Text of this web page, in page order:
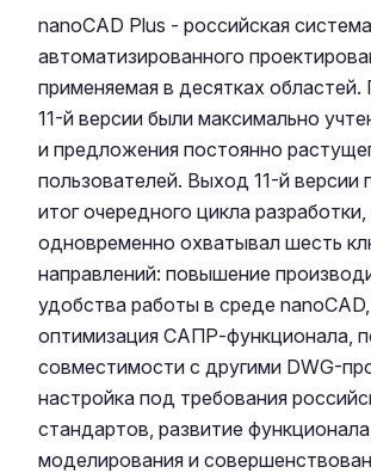
nanoCAD Plus - российская система
автоматизированного
применяемая в десятках
11-й версии были максимально
и предложения постоянно
пользователей. Выход 11-й версии
итог очередного цикла
одновременно охватывал шесть
направлений: повышение
удобства работы в среде
оптимизация САПР-функционала,
совместимости с другими DWG-
настройка под требования
стандартов, развитие
моделирования и